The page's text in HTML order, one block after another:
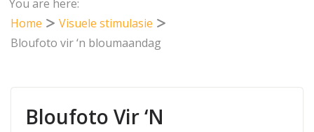
You are here:
Home
Visuele stimulasie
Bloufoto vir ‘n bloumaandag
Bloufoto Vir ‘n